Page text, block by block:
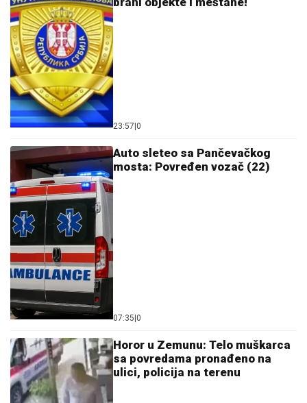
Prvo oglašavanje Tee Tairović nakon
SAOBRAĆAJKE u Crnoj Gori: AUTO
UNIŠTEN, a evo u kakvom je stanju
pevačica (FOTO)
ČEKA DETE SA LJUBAVNICOM
dlake na jeziku o pevaču koji je ostavio ženu i decu:
"Ježim se od toga"
UDARI VETRA DOSTIŽU I 198
KILOMETARA NA ČAS:
letovi, stotinama hiljada ljudi naređena
hitna evakuacija zbog "Delfina"
(VIDEO)
VERENIČKI PRSTEN,progovorila o
planovima sa Viktorom - MAJKU Ivanu
nimalo ne brine njihova razlika u
godinama! (VIDEO)